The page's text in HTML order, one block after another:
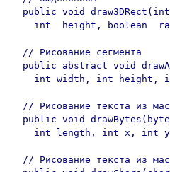
public void
int  height, boolean
  // Рисование сегмента
public abstract void
int width, int height,
// Рисование текста из
public void
int length, int x, int
// Рисование текста из